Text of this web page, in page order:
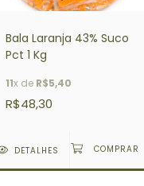
Bala Laranja 43% Suco
Pct 1 Kg
11x de R$5,40
R$48,30
DETALHES